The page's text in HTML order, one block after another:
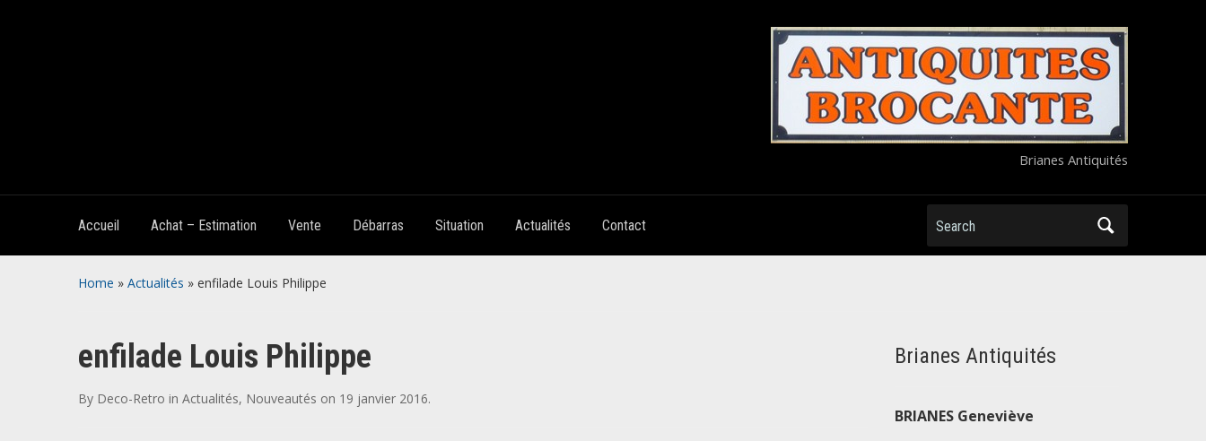
Brianes Antiquités
Accueil Achat – Estimation Vente Débarras Situation Actualités Contact Search
Home » Actualités » enfilade Louis Philippe
enfilade Louis Philippe
By Deco-Retro in Actualités, Nouveautés on 19 janvier 2016.
Brianes Antiquités
BRIANES Geneviève